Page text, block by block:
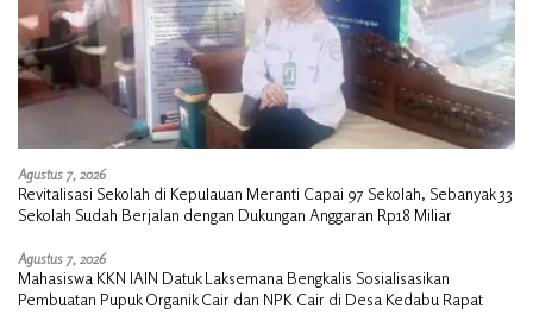
Agustus 7, 2026
Revitalisasi Sekolah di Kepulauan Meranti Capai 97 Sekolah, Sebanyak 33
Sekolah Sudah Berjalan dengan Dukungan Anggaran Rp18 Miliar
Agustus 7, 2026
Mahasiswa KKN IAIN Datuk Laksemana Bengkalis Sosialisasikan
Pembuatan Pupuk Organik Cair dan NPK Cair di Desa Kedabu Rapat